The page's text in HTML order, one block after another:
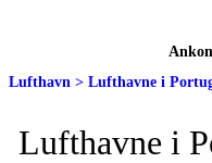
Lufthavn > Lufthavne i
Lufthavne i